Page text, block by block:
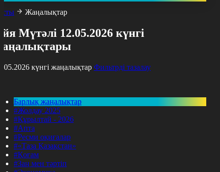
Жаңалықтар
Мүтәлі 12.05.2026 күнгі
күнгі жаңалықтар Фильтрді тазалау
Барлық жаңалықтар
#Жолдау 2025
#Құрылтай - 2026
#Апта
#Ресми оқиғалар
#«Таза Қазақстан»
#Қоғам
#Заң мен тәртіп